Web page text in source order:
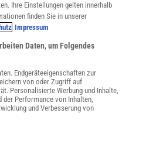
SPEKTRUM SHOP
abonnieren
Ihre Einstellungen gelten innerhalb
finden Sie in unserer
Impressum
Daten, um Folgendes
Endgeräteeigenschaften zur
von oder Zugriff auf
Personalisierte Werbung und Inhalte,
der Performance von Inhalten,
und Verbesserung von